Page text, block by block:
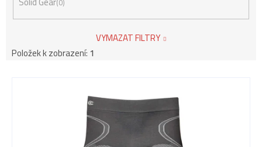
VYMAZAT FILTRY
Položek k zobrazení:1